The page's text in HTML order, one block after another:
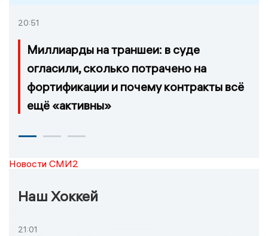
20:51
Миллиарды на траншеи: в суде
огласили, сколько потрачено на
фортификации и почему контракты всё
ещё «активны»
Новости СМИ2
Наш Хоккей
21:01